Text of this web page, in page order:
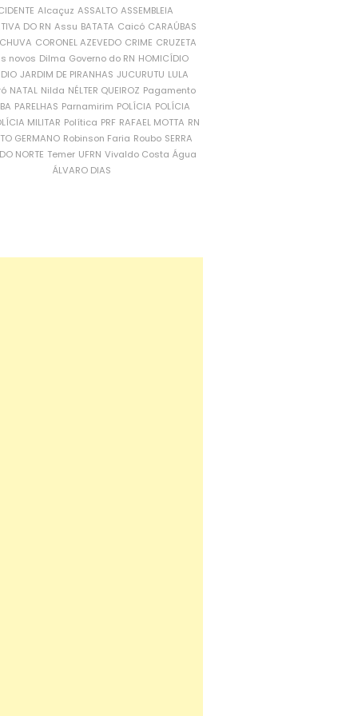
Alcaçuz ASSALTO ASSEMBLEIA
DO RN Assu BATATA Caicó CARAÚBAS
CORONEL AZEVEDO CRIME CRUZETA
novos Dilma Governo do RN HOMICÍDIO
JARDIM DE PIRANHAS JUCURUTU LULA
NATAL Nilda NÉLTER QUEIROZ Pagamento
PARELHAS Parnamirim POLÍCIA POLÍCIA
MILITAR Política PRF RAFAEL MOTTA RN
GERMANO Robinson Faria Roubo SERRA
NORTE Temer UFRN Vivaldo Costa Água
ÁLVARO DIAS